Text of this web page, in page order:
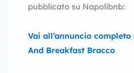
pubblicato su Napolibnb:
Vai all’annuncio completo
And Breakfast Bracco